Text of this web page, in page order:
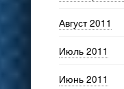
Август 2011
Июль 2011
Июнь 2011